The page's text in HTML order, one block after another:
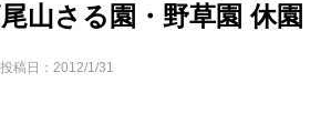
山さる園・野草園 休園
投稿日：2012/1/31